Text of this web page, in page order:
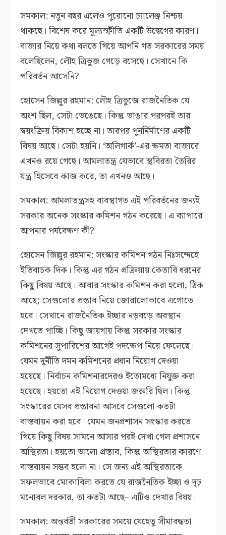
সমকাল: নতুন বছর এলেও পুরোনো চ্যালেঞ্জ নিশ্চয়
থাকছে। বিশেষ করে মূল্যস্ফীতি একটি উদ্বেগের কারণ।
বাজার নিয়ে কথা বলতে গিয়ে আপনি গত সরকারের সময়
বলেছিলেন, লৌহ ত্রিভুজ গেড়ে বসেছে। সেখানে কি
পরিবর্তন আসেনি?
হোসেন জিল্লুর রহমান: লৌহ ত্রিভুজে রাজনৈতিক যে
অংশ ছিল, সেটা ভেঙেছে। কিন্তু ভাঙার পরপরই তার
স্বয়ংক্রিয় বিকাশ হচ্ছে না। তারপর পুনর্নির্মাণের একটি
বিষয় আছে। সেটা হয়নি। ‘অলিগার্ক’-এর ক্ষমতা বাজারে
এখনও রয়ে গেছে। আমলাতন্ত্র যেভাবে স্থবিরতা তৈরির
যন্ত্র হিসেবে কাজ করে, তা এখনও আছে।
সমকাল: আমলাতন্ত্রসহ ব্যবস্থাগত এই পরিবর্তনের জন্যই
সরকার অনেক সংস্কার কমিশন গঠন করেছে। এ ব্যাপারে
আপনার পর্যবেক্ষণ কী?
হোসেন জিল্লুর রহমান: সংস্কার কমিশন গঠন নিঃসন্দেহে
ইতিবাচক দিক। কিন্তু এর গঠন প্রক্রিয়ায় কেতাবি ধরনের
কিছু বিষয় আছে। আবার সংস্কার কমিশন করা হলো, ঠিক
আছে; সেগুলোর প্রস্তাব নিয়ে জোরালোভাবে এগোতে
হবে। সেখানে রাজনৈতিক ইচ্ছার নড়বড়ে অবস্থান
দেখতে পাচ্ছি। কিছু জায়গায় কিন্তু সরকার সংস্কার
কমিশনের সুপারিশের আগেই পদক্ষেপ নিয়ে ফেলেছে।
যেমন দুর্নীতি দমন কমিশনের প্রধান নিয়োগ দেওয়া
হয়েছে। নির্বাচন কমিশনারদেরও ইতোমধ্যে নিযুক্ত করা
হয়েছে। হয়তো এই নিয়োগ দেওয়া জরুরি ছিল। কিন্তু
সংস্কারের যেসব প্রস্তাবনা আসবে সেগুলো কতটা
বাস্তবায়ন করা হবে। যেমন জনপ্রশাসন সংস্কার করতে
গিয়ে কিছু বিষয় সামনে আসার পরই দেখা গেল প্রশাসনে
অস্থিরতা। হয়তো ভালো প্রস্তাব, কিন্তু অস্থিরতার কারণে
বাস্তবায়ন সম্ভব হলো না। সে জন্য এই অস্থিরতাকে
সফলভাবে মোকাবিলা করতে যে রাজনৈতিক ইচ্ছা ও দৃঢ়
মনোবল দরকার, তা কতটা আছে– এটিও দেখার বিষয়।
সমকাল: অন্তর্বর্তী সরকারের সময়ে যেহেতু সীমাবদ্ধতা